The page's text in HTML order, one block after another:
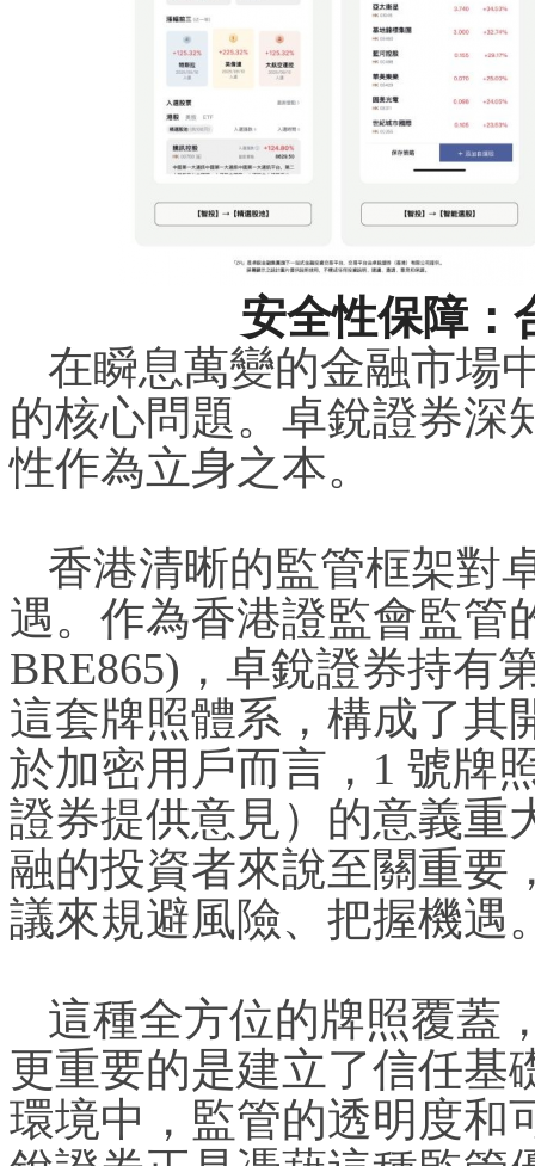
安全性保障：
在瞬息萬變的金融市場
的核心問題。卓銳證券深
性作為立身之本。
香港清晰的監管框架對
遇。作為香港證監會監管
BRE865)，卓銳證券持有
這套牌照體系，構成了其
於加密用戶而言，1 號牌
證券提供意見）的意義重
融的投資者來說至關重要
議來規避風險、把握機遇
這種全方位的牌照覆蓋
更重要的是建立了信任基
環境中，監管的透明度和